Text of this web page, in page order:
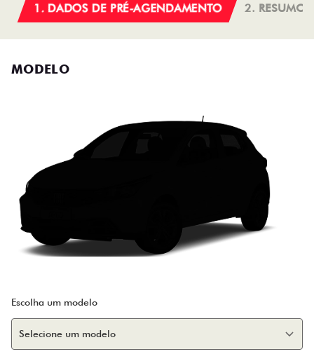
1. DADOS DE PRÉ-AGENDAMENTO 2. RESUMO
MODELO
Escolha um modelo